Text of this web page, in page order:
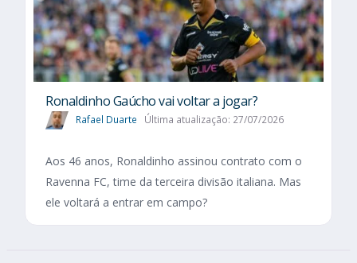
Ronaldinho Gaúcho vai voltar a jogar?
Rafael Duarte Última atualização: 27/07/2026
Aos 46 anos, Ronaldinho assinou contrato com o
Ravenna FC, time da terceira divisão italiana. Mas
ele voltará a entrar em campo?